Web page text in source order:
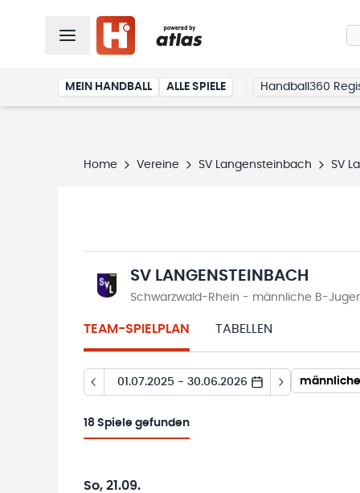
MEIN HANDBALL ALLE SPIELE Handball360
Home Vereine SV Langensteinbach SV
SV LANGENSTEINBACH
Schwarzwald-Rhein - männliche B-
TEAM-SPIELPLAN TABELLEN
01.07.2025 - 30.06.2026
18 Spiele gefunden
So, 21.09.